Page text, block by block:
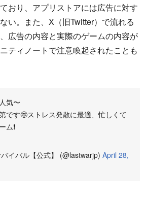
おり、アプリストアには広告に対す
い。また、X（旧Twitter）で流れる
広告の内容と実際のゲームの内容が
ティノートで注意喚起されたことも
気〜
です🤩ストレス発散に最適、忙しくて
ム❗
イバル【公式】 (@lastwarjp) April 28,